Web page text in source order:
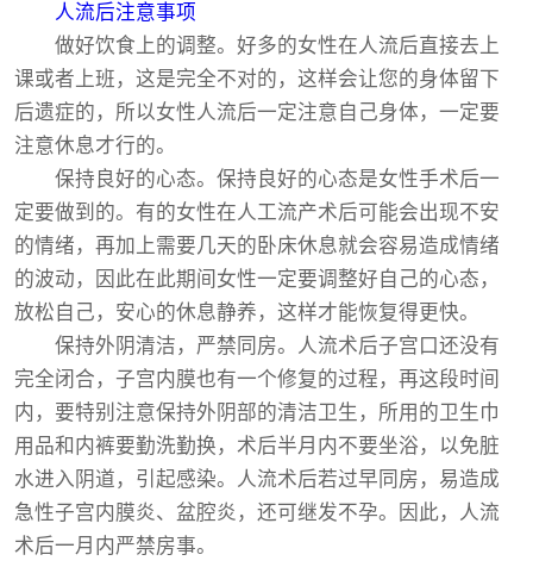
人流后注意事项
做好饮食上的调整。好多的女性在人流后直接去上
课或者上班，这是完全不对的，这样会让您的身体留下
后遗症的，所以女性人流后一定注意自己身体，一定要
注意休息才行的。
保持良好的心态。保持良好的心态是女性手术后一
定要做到的。有的女性在人工流产术后可能会出现不安
的情绪，再加上需要几天的卧床休息就会容易造成情绪
的波动，因此在此期间女性一定要调整好自己的心态，
放松自己，安心的休息静养，这样才能恢复得更快。
保持外阴清洁，严禁同房。人流术后子宫口还没有
完全闭合，子宫内膜也有一个修复的过程，再这段时间
内，要特别注意保持外阴部的清洁卫生，所用的卫生巾
用品和内裤要勤洗勤换，术后半月内不要坐浴，以免脏
水进入阴道，引起感染。人流术后若过早同房，易造成
急性子宫内膜炎、盆腔炎，还可继发不孕。因此，人流
术后一月内严禁房事。